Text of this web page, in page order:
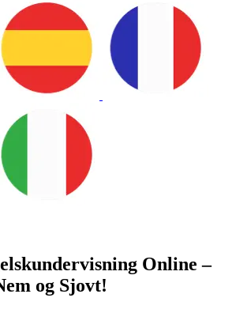
Online –
og Sjovt!